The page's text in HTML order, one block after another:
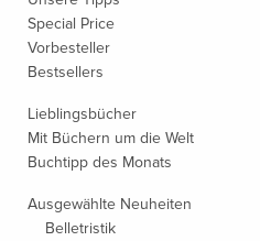
Special Price
Vorbesteller
Bestsellers
Lieblingsbücher
Mit Büchern um die Welt
Buchtipp des Monats
Ausgewählte Neuheiten
Belletristik